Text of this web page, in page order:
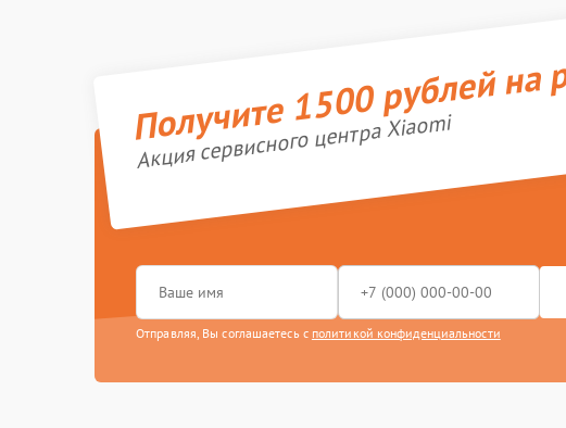
Получите 1500 рублей
Акция сервисного центра Xiaomi
Отправляя, Вы соглашаетесь с политикой конфиденциальности